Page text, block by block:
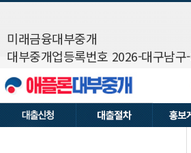
미래금융대부중개
대부중개업등록번호 2026-대구남구